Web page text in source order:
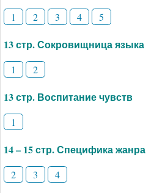
1 2 3 4 5
13 стр. Сокровищница языка
1 2
13 стр. Воспитание чувств
1
14 – 15 стр. Специфика жанра
2 3 4